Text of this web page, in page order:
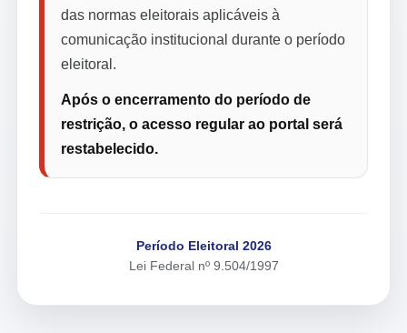
das normas eleitorais aplicáveis à
comunicação institucional durante o período
eleitoral.
Após o encerramento do período de
restrição, o acesso regular ao portal será
restabelecido.
Período Eleitoral 2026
Lei Federal nº 9.504/1997